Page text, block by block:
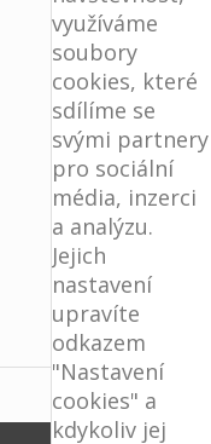
využíváme
soubory
cookies, které
sdílíme se
svými partnery
pro sociální
média, inzerci
a analýzu.
Jejich
nastavení
upravíte
odkazem
"Nastavení
cookies" a
kdykoliv jej